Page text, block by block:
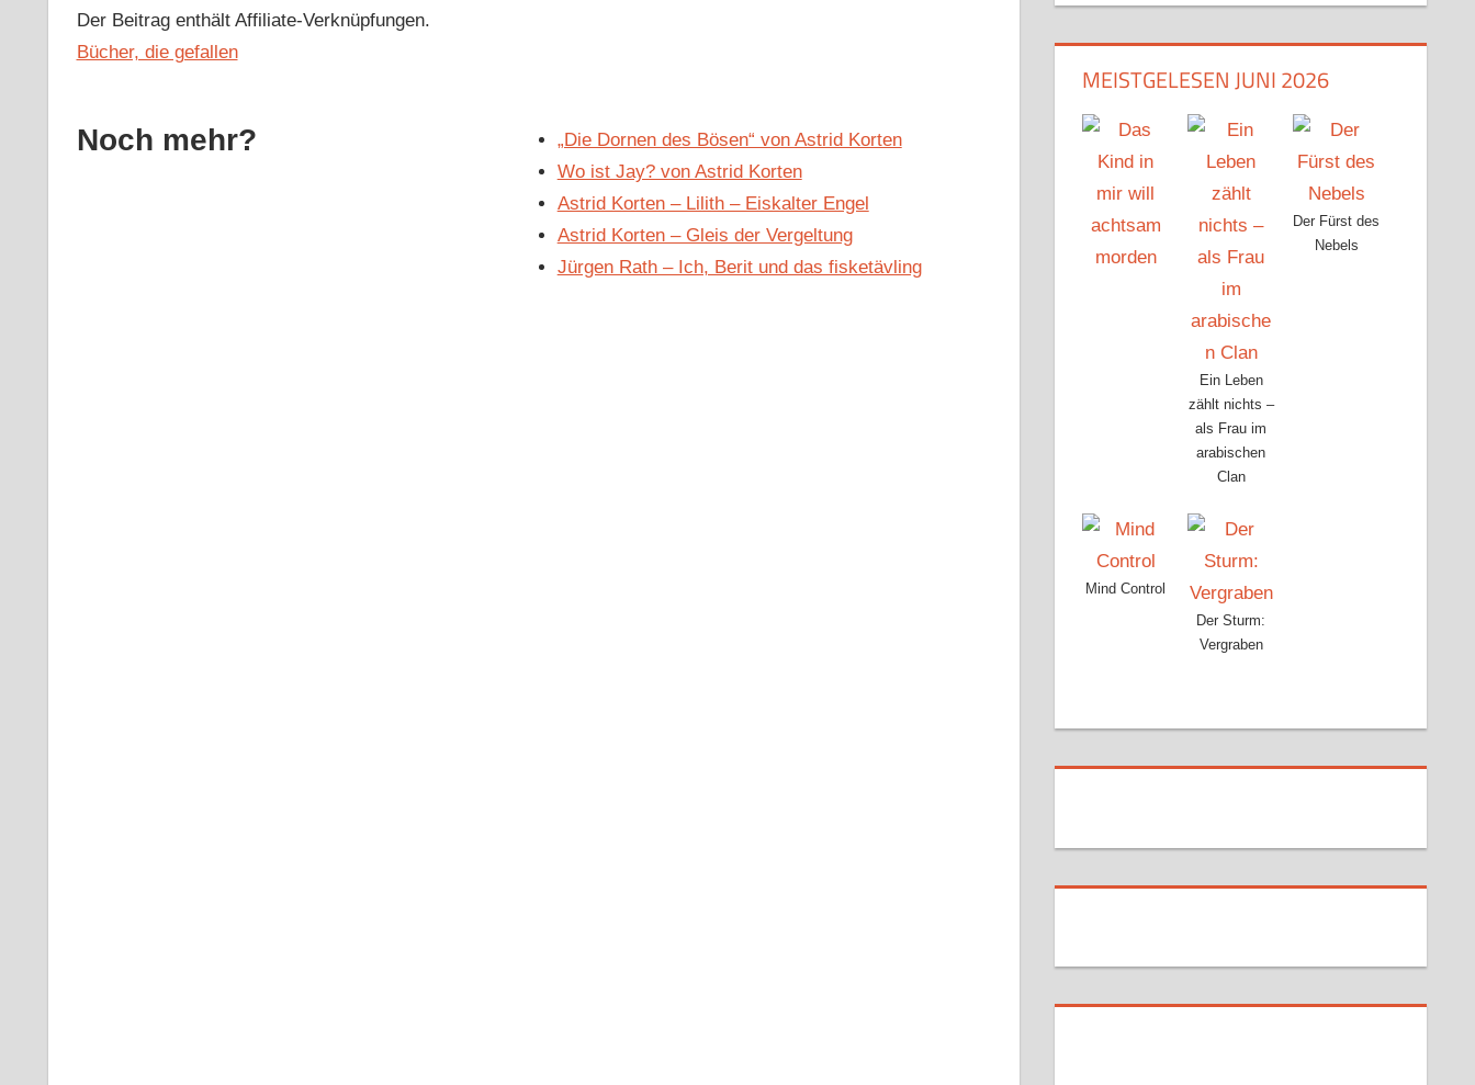
Der Beitrag enthält Affiliate-Verknüpfungen.
Bücher, die gefallen
Noch mehr?
„Die Dornen des Bösen“ von Astrid Korten
Wo ist Jay? von Astrid Korten
Astrid Korten – Lilith – Eiskalter Engel
Astrid Korten – Gleis der Vergeltung
Jürgen Rath – Ich, Berit und das fisketävling
MEISTGELESEN JUNI 2026
Ein Leben
zählt nichts –
als Frau im
arabischen
Clan
Der Fürst des
Nebels
Mind Control
Der Sturm:
Vergraben